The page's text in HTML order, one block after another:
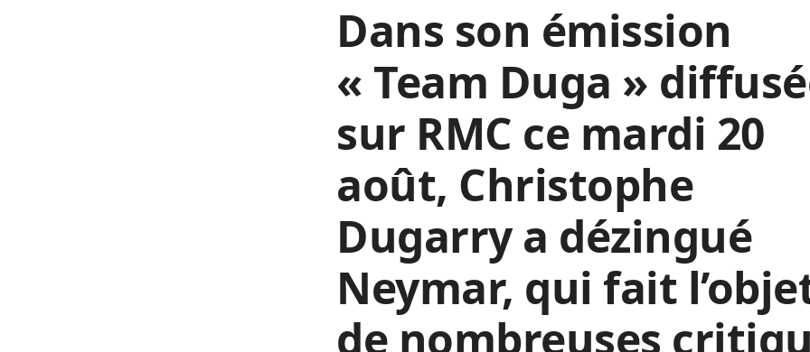
Dans son émission
« Team Duga »
sur RMC ce mardi 20
août, Christophe
Dugarry a dézingué
Neymar, qui fait
de nombreuses